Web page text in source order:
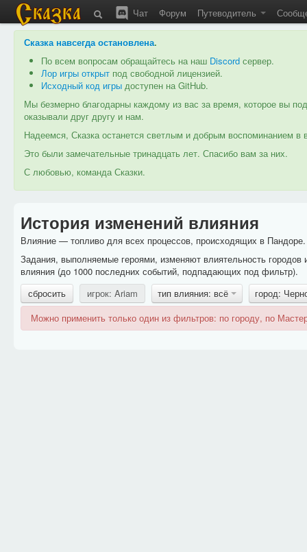
Чат Форум Путеводитель
Сказка навсегда остановлена.
По всем вопросам обращайтесь на наш Discord сервер.
Лор игры открыт под свободной лицензией.
Исходный код игры доступен на GitHub.
Мы безмерно благодарны каждому из вас за время, которое вы
оказывали друг другу и нам.
Надеемся, Сказка останется светлым и добрым воспоминанием
Это были замечательные тринадцать лет. Спасибо вам за них.
С любовью, команда Сказки.
История изменений влияния
Влияние — топливо для всех процессов, происходящих в
Задания, выполняемые героями, изменяют влиятельность
влияния (до 1000 последних событий, подпадающих под фильтр).
сбросить
игрок: Ariam тип влияния: всё
город:
Можно применить только один из фильтров: по городу, по